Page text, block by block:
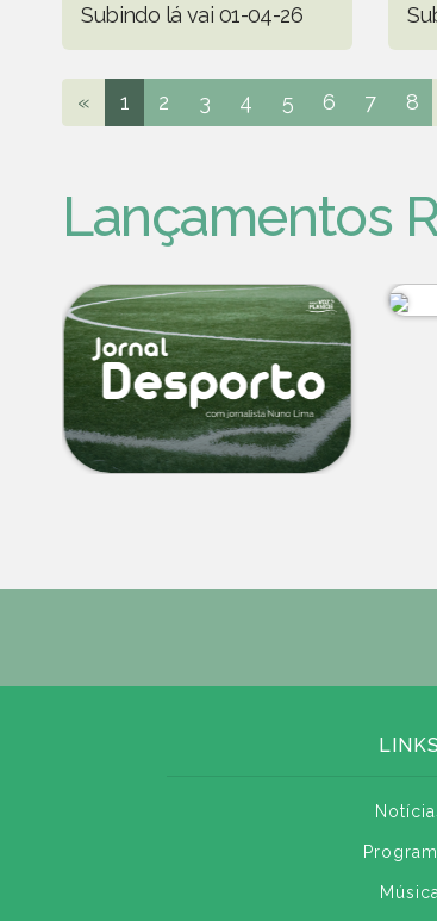
Subindo lá vai 01-04-26
« 1 2 3 4 5 6 7 8
Lançamentos
LINKS
Música